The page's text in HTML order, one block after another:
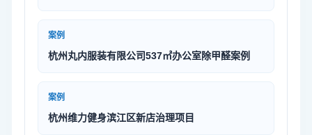
案例
杭州丸内服装有限公司537㎡办公室除甲醛案例
案例
杭州维力健身滨江区新店治理项目